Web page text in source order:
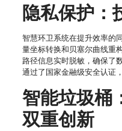
隐私保护：
智慧环卫系统在提升效率的
量坐标转换和贝塞尔曲线重
路径信息实时脱敏，确保了
通过了国家金融级安全认证
智能垃圾桶
双重创新